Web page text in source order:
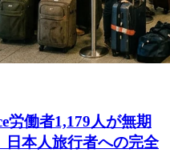
労働者1,179人が無期
本人旅行者への完全